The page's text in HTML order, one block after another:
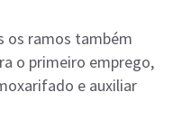
os ramos também
o primeiro emprego,
e auxiliar